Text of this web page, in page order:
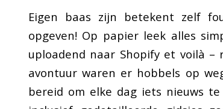
Eigen baas zijn betekent zelf
opgeven! Op papier leek alles
uploadend naar Shopify et voilà –
avontuur waren er hobbels op
bereid om elke dag iets nieuws